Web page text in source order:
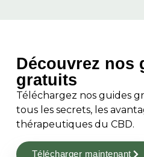
Découvrez nos
gratuits
Téléchargez nos guides
tous les secrets, les
thérapeutiques du CBD.
Télécharger maintenant